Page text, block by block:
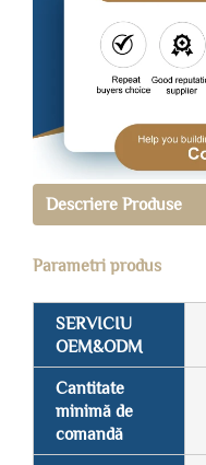
Descriere Produse
Parametri produs
SERVICIU
OEM&ODM
Cantitate
minimă de
comandă